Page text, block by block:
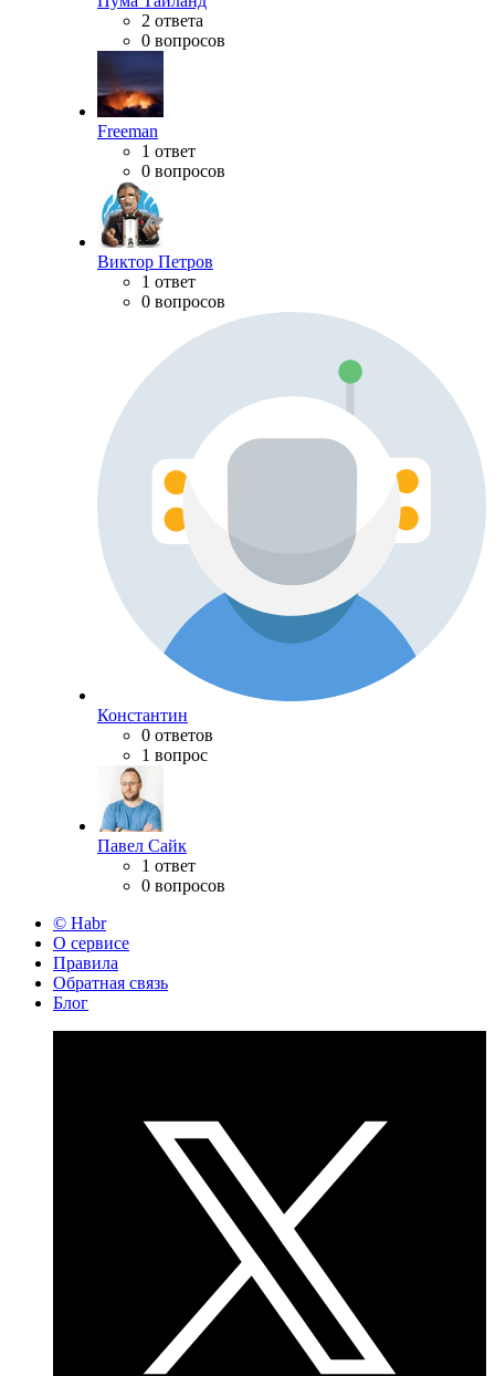
2 ответа
0 вопросов
Freeman
1 ответ
0 вопросов
Виктор Петров
1 ответ
0 вопросов
Константин
0 ответов
1 вопрос
Павел Сайк
1 ответ
0 вопросов
© Habr
О сервисе
Правила
Обратная связь
Блог